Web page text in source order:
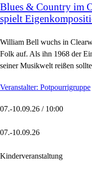
Blues & Country im
spielt
William Bell wuchs in
Folk auf. Als ihn 1968 der
seiner Musikwelt reißen
Veranstalter: Potpourrigruppe
07.-10.09.26 / 10:00
07.-10.09.26
Kinderveranstaltung